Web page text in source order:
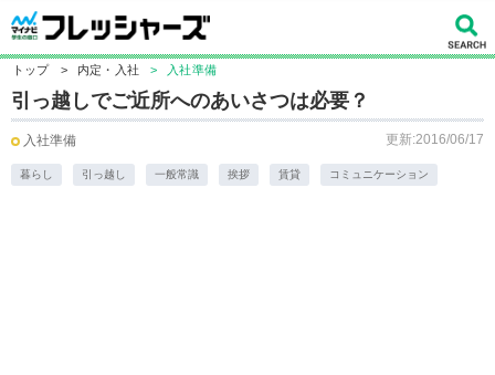
トップ > 内定・入社 > 入社準備
引っ越しでご近所へのあいさつは必要？
入社準備 更新:2016/06/17
暮らし 引っ越し 一般常識 挨拶 賃貸 コミュニケーション